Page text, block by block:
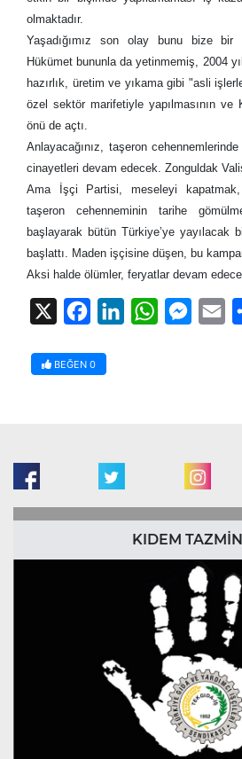
olmaktadır.
Yaşadığımız son olay bunu bize bir
Hükümet bununla da yetinmemiş, 2004
hazırlık, üretim ve yıkama gibi "asli
özel sektör marifetiyle yapılmasının ve
önü de açtı.
Anlayacağınız, taşeron
cinayetleri devam edecek. Zonguldak
Ama İşçi Partisi, meseleyi
taşeron cehenneminin tarihe
başlayarak bütün Türkiye’ye yayılacak
başlattı. Maden işçisine düşen, bu
Aksi halde ölümler, feryatlar devam
FacebookLinkedInWhatsApp
BEĞEN 0
KIDEM